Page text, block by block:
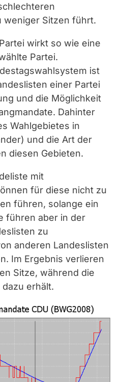
weniger Sitzen führt.
wirkt so wie eine
Partei.
ist
einer Partei
und die Möglichkeit
Dahinter
Wahlgebietes in
und die Art der
diesen Gebieten.
mit
für diese nicht zu
führen, solange ein
führen aber in der
zu
anderen Landeslisten
Im Ergebnis verlieren
Sitze, während die
erhält.